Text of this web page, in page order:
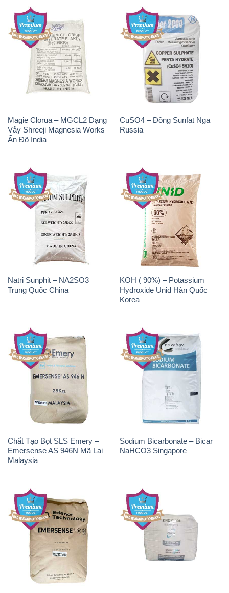
Magie Clorua – MGCL2 Dạng
Vảy Shreeji Magnesia Works
Ấn Độ India
CuSO4 – Đồng Sunfat Nga
Russia
Natri Sunphit – NA2SO3
Trung Quốc China
KOH ( 90%) – Potassium
Hydroxide Unid Hàn Quốc
Korea
Chất Tạo Bọt SLS Emery –
Emersense AS 946N Mã Lai
Malaysia
Sodium Bicarbonate – Bicar
NaHCO3 Singapore